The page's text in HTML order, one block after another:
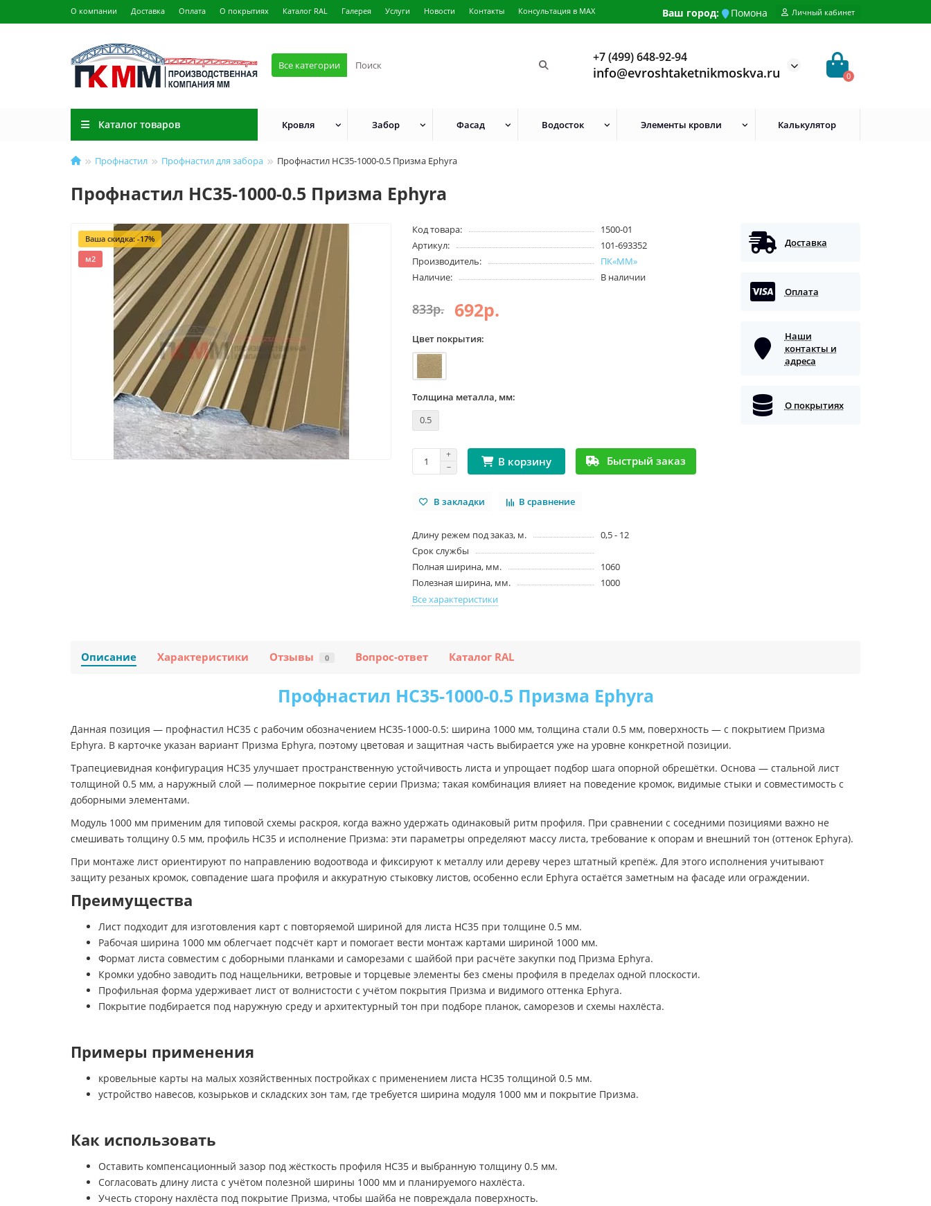
О компании Доставка Оплата О покрытиях Каталог RAL Галерея Услуги Новости Контакты Консультация в MAX Ваш город: Помона Личный кабинет
Все категории
+7 (499) 648-92-94
info@evroshtaketnikmoskva.ru 0
Каталог товаров Кровля Забор Фасад Водосток Элементы кровли Калькулятор
Профнастил Профнастил для забора Профнастил НС35-1000-0.5 Призма Ephyra
Профнастил НС35-1000-0.5 Призма Ephyra
Ваша скидка: -17%
м2
Код товара:
1500-01
Артикул:
101-693352
Производитель:
ПК«ММ»
Наличие:
В наличии
833р. 692р.
Цвет покрытия:
Толщина металла, мм:
0.5
В корзину Быстрый заказ
В закладки В сравнение
Длину режем под заказ, м.
0,5 - 12
Срок службы
Полная ширина, мм.
1060
Полезная ширина, мм.
1000
Все характеристики
Доставка
Оплата
Наши
контакты и
адреса
О покрытиях
Описание Характеристики Отзывы 0 Вопрос-ответ Каталог RAL
Профнастил НС35-1000-0.5 Призма Ephyra
Данная позиция — профнастил НС35 с рабочим обозначением НС35-1000-0.5: ширина 1000 мм, толщина стали 0.5 мм, поверхность — с покрытием Призма
Ephyra. В карточке указан вариант Призма Ephyra, поэтому цветовая и защитная часть выбирается уже на уровне конкретной позиции.
Трапециевидная конфигурация НС35 улучшает пространственную устойчивость листа и упрощает подбор шага опорной обрешётки. Основа — стальной лист
толщиной 0.5 мм, а наружный слой — полимерное покрытие серии Призма; такая комбинация влияет на поведение кромок, видимые стыки и совместимость с
доборными элементами.
Модуль 1000 мм применим для типовой схемы раскроя, когда важно удержать одинаковый ритм профиля. При сравнении с соседними позициями важно не
смешивать толщину 0.5 мм, профиль НС35 и исполнение Призма: эти параметры определяют массу листа, требование к опорам и внешний тон (оттенок Ephyra).
При монтаже лист ориентируют по направлению водоотвода и фиксируют к металлу или дереву через штатный крепёж. Для этого исполнения учитывают
защиту резаных кромок, совпадение шага профиля и аккуратную стыковку листов, особенно если Ephyra остаётся заметным на фасаде или ограждении.
Преимущества
Лист подходит для изготовления карт с повторяемой шириной для листа НС35 при толщине 0.5 мм.
Рабочая ширина 1000 мм облегчает подсчёт карт и помогает вести монтаж картами шириной 1000 мм.
Формат листа совместим с доборными планками и саморезами с шайбой при расчёте закупки под Призма Ephyra.
Кромки удобно заводить под нащельники, ветровые и торцевые элементы без смены профиля в пределах одной плоскости.
Профильная форма удерживает лист от волнистости с учётом покрытия Призма и видимого оттенка Ephyra.
Покрытие подбирается под наружную среду и архитектурный тон при подборе планок, саморезов и схемы нахлёста.
Примеры применения
кровельные карты на малых хозяйственных постройках с применением листа НС35 толщиной 0.5 мм.
устройство навесов, козырьков и складских зон там, где требуется ширина модуля 1000 мм и покрытие Призма.
Как использовать
Оставить компенсационный зазор под жёсткость профиля НС35 и выбранную толщину 0.5 мм.
Согласовать длину листа с учётом полезной ширины 1000 мм и планируемого нахлёста.
Учесть сторону нахлёста под покрытие Призма, чтобы шайба не повреждала поверхность.